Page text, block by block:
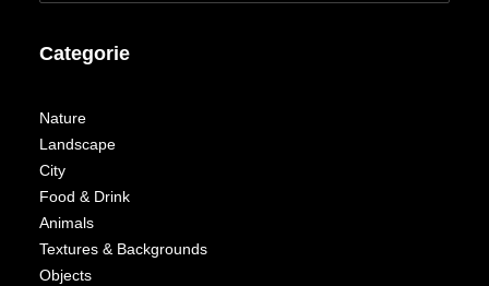
Categorie
Nature
Landscape
City
Food & Drink
Animals
Textures & Backgrounds
Objects